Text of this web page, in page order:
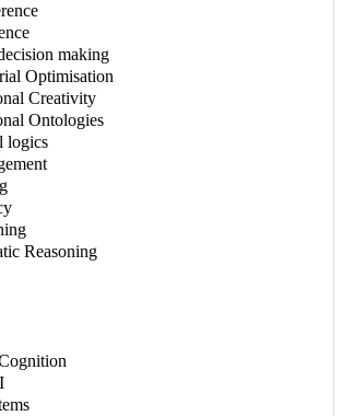
making
Optimisation
Creativity
Ontologies
logics
Reasoning